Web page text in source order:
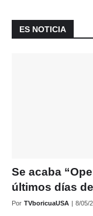
ES NOTICIA
Se acaba
últimos días
Por TVboricuaUSA | 8/05/